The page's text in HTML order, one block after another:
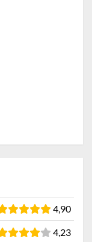
4,90
4,23